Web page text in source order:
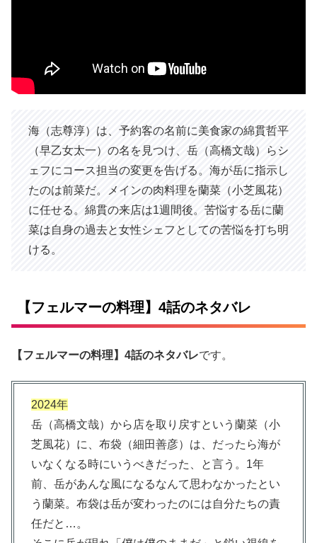
海（志尊淳）は、予約客の名前に美食家の綿貫哲平
（早乙女太一）の名を見つけ、岳（高橋文哉）らシ
ェフにコース担当の変更を告げる。海が岳に指示し
たのは前菜だ。メインの肉料理を蘭菜（小芝風花）
に任せる。綿貫の来店は1週間後。苦悩する岳に蘭
菜は自身の過去と女性シェフとしての苦悩を打ち明
ける。
【フェルマーの料理】4話のネタバレ
【フェルマーの料理】4話のネタバレです。
2024年
岳（高橋文哉）から店を取り戻すという蘭菜（小
芝風花）に、布袋（細田善彦）は、だったら海が
いなくなる時にいうべきだった、と言う。1年
前、岳があんな風になるなんて思わなかったとい
う蘭菜。布袋は岳が変わったのには自分たちの責
任だと…。